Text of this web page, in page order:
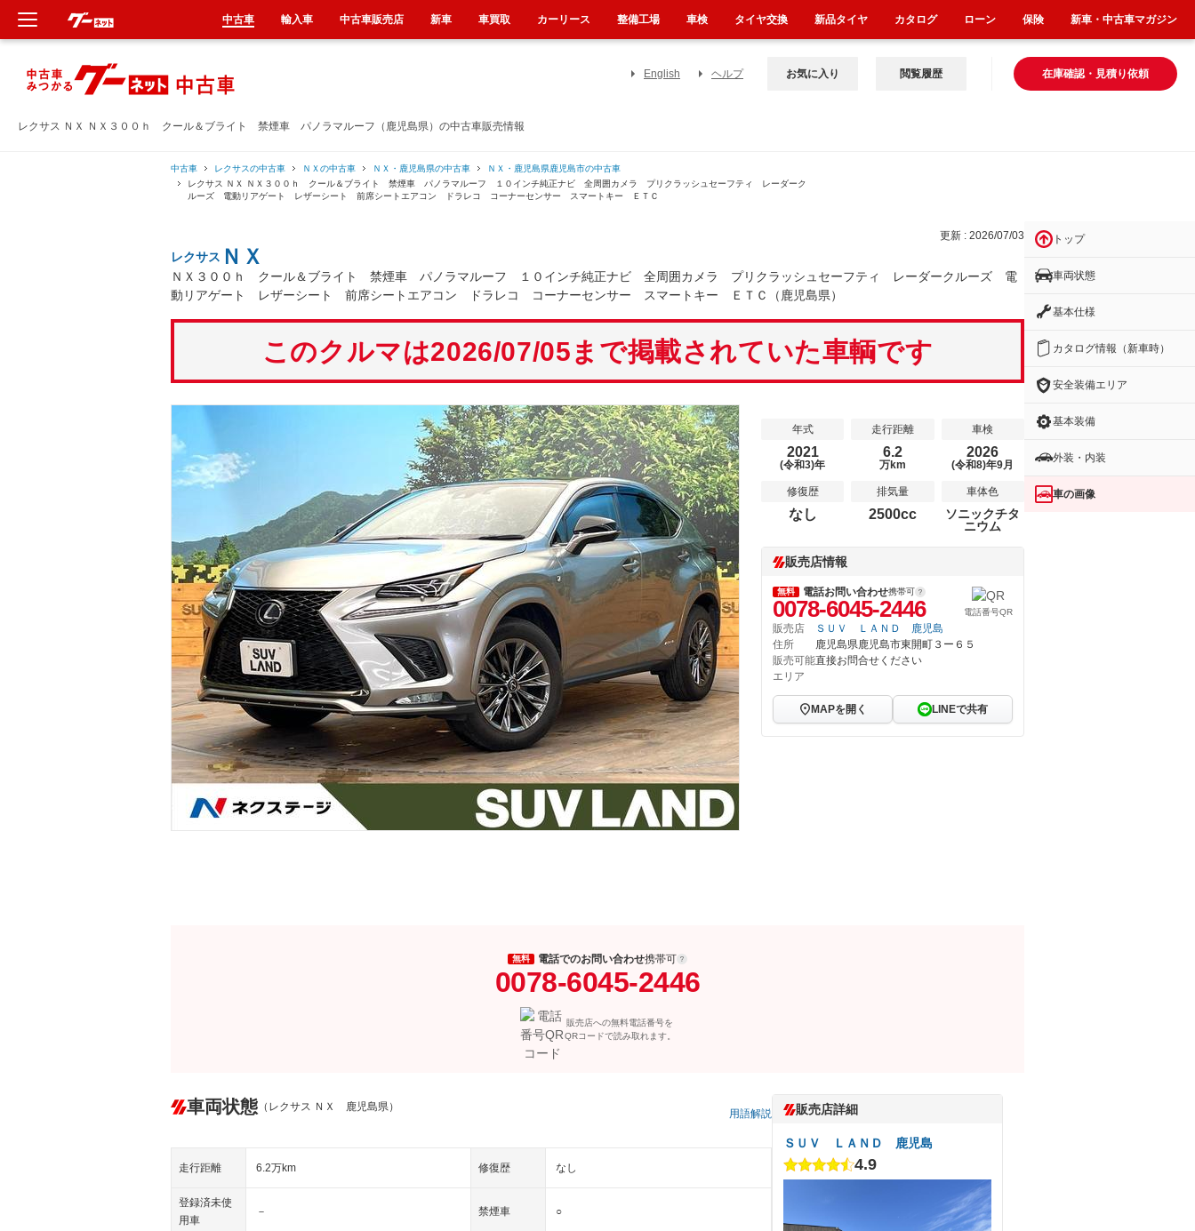
レクサス ＮＸ ＮＸ３００ｈ クール＆ブライト 禁煙車 パノラマルーフ（鹿児島県）の中古車販売情報
English ヘルプ 在庫確認・見積り依頼
お気に入り 閲覧履歴
中古車 レクサスの中古車 ＮＸの中古車 ＮＸ・鹿児島県の中古車
ＮＸ・鹿児島県鹿児島市の中古車
レクサス ＮＸ ＮＸ３００ｈ クール＆ブライト 禁煙車 パノラマルーフ １０インチ純正ナビ 全周囲カメラ プリクラッシュセーフティ レーダーク
ルーズ 電動リアゲート レザーシート 前席シートエアコン ドラレコ コーナーセンサー スマートキー ＥＴＣ
更新 : 2026/07/03
レクサス ＮＸ
ＮＸ３００ｈ クール＆ブライト 禁煙車 パノラマルーフ １０インチ純正ナビ 全周囲カメラ プリクラッシュセーフティ レーダークルーズ 電
動リアゲート レザーシート 前席シートエアコン ドラレコ コーナーセンサー スマートキー ＥＴＣ（鹿児島県）
このクルマは2026/07/05まで掲載されていた車輌です
年式
2021
(令和3)年
走行距離
6.2
万km
車検
2026
(令和8)年9月
修復歴
なし
排気量
2500cc
車体色
ソニックチタ
ニウム
販売店情報
無料 電話お問い合わせ携帯可
0078-6045-2446 電話番号QR
販売店
ＳＵＶ ＬＡＮＤ 鹿児島
住所
鹿児島県鹿児島市東開町３ー６５
販売可能
エリア
直接お問合せください
MAPを開く LINEで共有
無料 電話でのお問い合わせ携帯可
0078-6045-2446
販売店への無料電話番号を
QRコードで読み取れます。
車両状態 （レクサス ＮＸ 鹿児島県）
用語解説
走行距離 6.2万km 修復歴 なし
登録済未使
用車
－ 禁煙車 ○
販売店詳細
ＳＵＶ ＬＡＮＤ 鹿児島
4.9
トップ
車両状態
基本仕様
カタログ情報（新車時）
安全装備エリア
基本装備
外装・内装
車の画像
中古車 輸入車 中古車販売店 新車 車買取 カーリース 整備工場 車検 タイヤ交換 新品タイヤ カタログ ローン 保険 新車・中古車マガジン
新車
中古車